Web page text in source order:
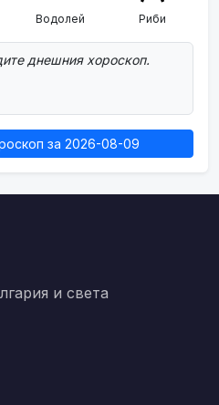
Водолей Риби
днешния хороскоп.
за 2026-08-09
и света